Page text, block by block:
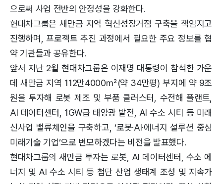
으로써 사업 전반의 안정성을 강화한다.
현대차그룹은 새만금 지역 혁신성장거점 구축을 책임지고
진행하며, 프로젝트 추진 과정에서 필요한 주요 정보를 협
약 기관들과 공유한다.
앞서 지난 2월 현대차그룹은 이재명 대통령이 참석한 가운
데 새만금 지역 112만4000㎡(약 34만평) 부지에 약 9조
원을 투자해 로봇 제조 및 부품 클러스터, 수전해 플랜트,
AI 데이터센터, 1GW급 태양광 발전, AI 수소 시티 등 미래
신사업 밸류체인을 구축하고, ‘로봇·AI·에너지 설루션 중심
미래기술 기업’으로 변모하겠다는 비전을 발표했다.
현대차그룹의 새만금 투자는 로봇, AI 데이터센터, 수소 에
너지 및 AI 수소 시티 등 첨단 산업 생태계 조성 및 지속가